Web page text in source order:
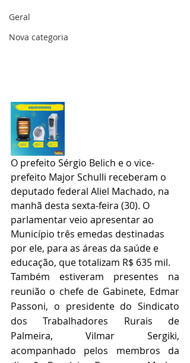
Geral
Nova categoria
O prefeito Sérgio Belich e o vice-
prefeito Major Schulli receberam o
deputado federal Aliel Machado, na
manhã desta sexta-feira (30). O
parlamentar veio apresentar ao
Município três emedas destinadas
por ele, para as áreas da saúde e
educação, que totalizam R$ 635 mil.
Também estiveram presentes na
reunião o chefe de Gabinete, Edmar
Passoni, o presidente do Sindicato
dos Trabalhadores Rurais de
Palmeira, Vilmar Sergiki,
acompanhado pelos membros da